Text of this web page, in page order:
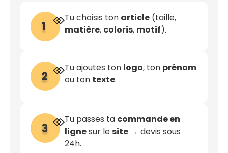
Tu choisis ton article(taille,
matière, coloris, motif).
Tu ajoutes ton logo, ton prénom
ou ton texte.
Tu passes ta commande en
lignesur lesite→ devis sous
24h.